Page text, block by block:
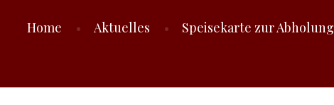
Home Aktuelles Speisekarte zur Abholung